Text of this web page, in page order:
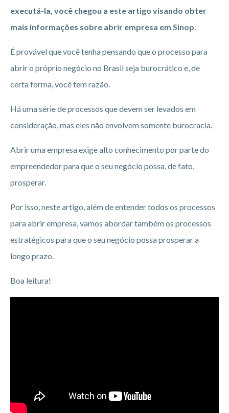
executá-la, você chegou a este artigo visando obter
mais informações sobre abrir empresa em Sinop.
É provável que você tenha pensando que o processo para
abrir o próprio negócio no Brasil seja burocrático e, de
certa forma, você tem razão.
Há uma série de processos que devem ser levados em
consideração, mas eles não envolvem somente burocracia.
Abrir uma empresa exige alto conhecimento por parte do
empreendedor para que o seu negócio possa, de fato,
prosperar.
Por isso, neste artigo, além de entender todos os processos
para abrir empresa, vamos abordar também os processos
estratégicos para que o seu negócio possa prosperar a
longo prazo.
Boa leitura!